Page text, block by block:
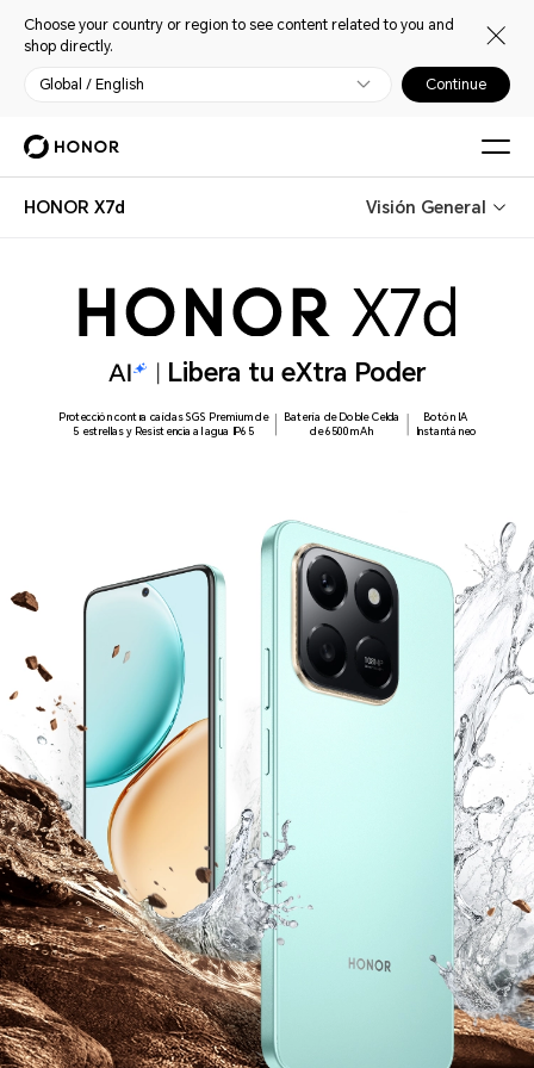
Choose your country or region to see content related to you and
shop directly.
Global / English Continue
HONOR X7d Visión General
Libera tu eXtra Poder
Protección contra caídas SGS Premium de
5 estrellas y Resistencia al agua IP65
Batería de Doble Celda
de 6500mAh
Botón IA
Instantáneo